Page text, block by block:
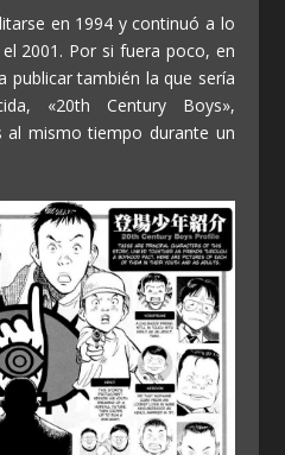
en 1994 y continuó a lo
2001. Por si fuera poco, en
publicar también la que sería
«20th Century Boys»,
al mismo tiempo durante un